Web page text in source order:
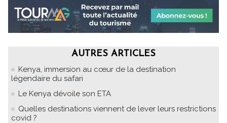
AUTRES ARTICLES
Kenya, immersion au cœur de la destination
légendaire du safari
Le Kenya dévoile son ETA
Quelles destinations viennent de lever leurs restrictions
covid ?